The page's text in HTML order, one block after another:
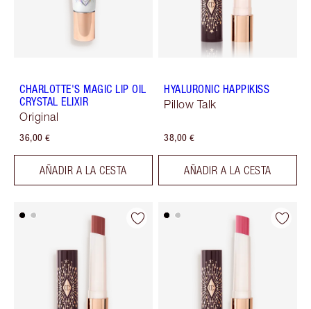
CHARLOTTE'S MAGIC LIP OIL
CRYSTAL ELIXIR
Original
36,00 €
AÑADIR A LA CESTA
HYALURONIC HAPPIKISS
Pillow Talk
38,00 €
AÑADIR A LA CESTA